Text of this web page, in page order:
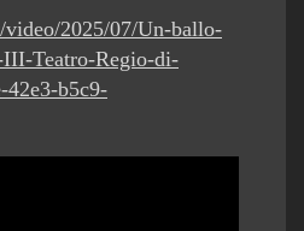
2025/07/Un-ballo-
III-Teatro-Regio-di-
42e3-b5c9-